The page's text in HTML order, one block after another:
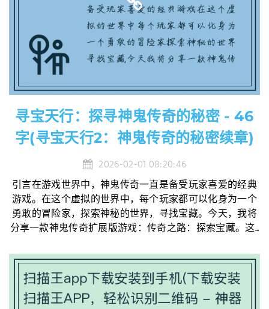
寻宝天行：探寻神鬼传奇的秘密 - 46
字(寻宝天行2：神鬼传奇的秘密续章)
2026-02-01 08:20:46
引言在游戏世界中，神鬼传奇一直是备受玩家喜爱的经典
游戏。在这个虚拟的世界中，每个玩家都可以化身为一个
勇敢的冒险家，探索神秘的世界，寻找宝藏。今天，我将
分享一款神鬼传奇扩展版游戏：传奇之路：探索宝藏。这...